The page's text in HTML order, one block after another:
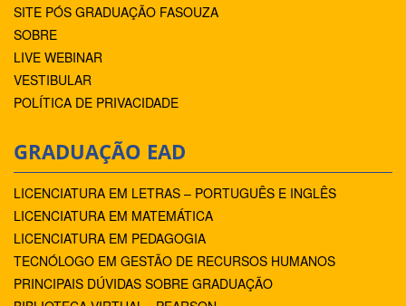
SITE PÓS GRADUAÇÃO FASOUZA
SOBRE
LIVE WEBINAR
VESTIBULAR
POLÍTICA DE PRIVACIDADE
GRADUAÇÃO EAD
LICENCIATURA EM LETRAS – PORTUGUÊS E INGLÊS
LICENCIATURA EM MATEMÁTICA
LICENCIATURA EM PEDAGOGIA
TECNÓLOGO EM GESTÃO DE RECURSOS HUMANOS
PRINCIPAIS DÚVIDAS SOBRE GRADUAÇÃO